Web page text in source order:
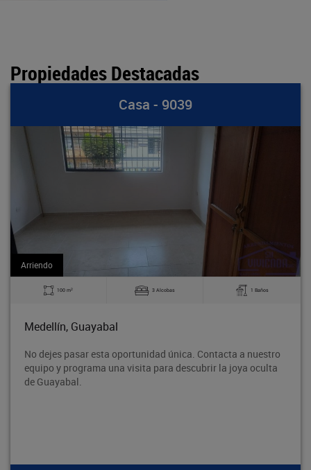
Propiedades Destacadas
Casa - 9039
100 m 2 3 Alcobas 1 Baños
Medellín, Guayabal
No dejes pasar esta oportunidad única. Contacta a nuestro
equipo y programa una visita para descubrir la joya oculta
de Guayabal.